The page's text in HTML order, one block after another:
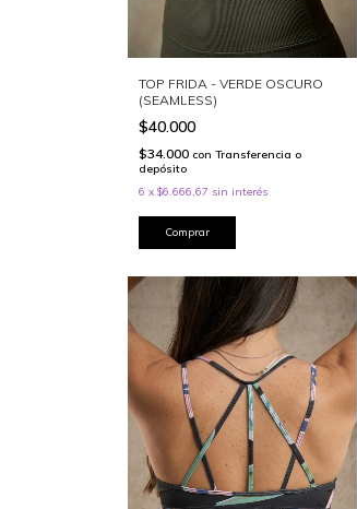
TOP FRIDA - VERDE OSCURO
(SEAMLESS)
$40.000
$34.000 con Transferencia o
depósito
6 x $6.666,67 sin interés
Comprar